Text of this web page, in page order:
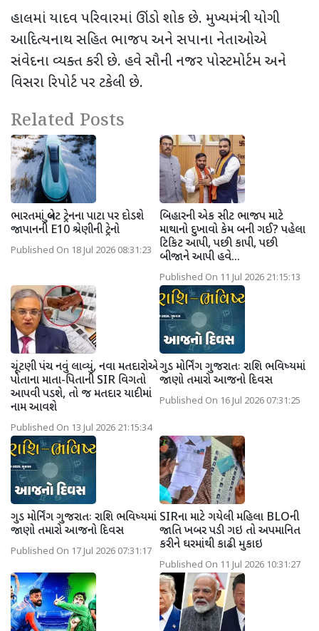
હાલમાં યાદવ પરિવારમાં ઊંડો શોક છે. મુખ્યમંત્રી યોગી
આદિત્યનાથ સહિત ભાજપ અને સપાના નેતાઓએ
સંવેદના વ્યક્ત કરી છે. હવે સૌની નજર પોસ્ટમોર્ટમ અને
વિસરા રિપોર્ટ પર ટકેલી છે.
Related Posts
ભારતમાં બુલેટ ટ્રેનના પાટા પર દોડશે
જાપાનની E10 શ્રેણીની ટ્રેનો
Published On 18 Jul 2026 08:31:23
બિહારની એક સીટ ભાજપ માટે
માથાનો દુખાવો કેમ બની ગઈ? પહેલા
ટિકિટ આપી, પછી કાપી, પછી
બીજાને આપી હવે...
Published On 11 Jul 2026 21:15:13
ચૂંટણી પંચ નવું લાવ્યું, નવા મતદારોએ
પોતાના માતા-પિતાની SIR વિગતો
આપવી પડશે, તો જ મતદાર યાદીમાં
નામ આવશે
Published On 13 Jul 2026 21:15:34
ગુડ મોર્નિંગ ગુજરાતઃ રાશિ ભવિષ્યમાં
જાણો તમારો આજનો દિવસ
Published On 16 Jul 2026 07:31:25
ગુડ મોર્નિંગ ગુજરાતઃ રાશિ ભવિષ્યમાં
જાણો તમારો આજનો દિવસ
Published On 17 Jul 2026 07:31:17
SIRના માટે ગયેલી મહિલા BLOની
જાતિ ખબર પડી ગઇ તો અપમાનિત
કરીને ઘરમાંથી કાઢી મુકાઇ
Published On 11 Jul 2026 10:31:27